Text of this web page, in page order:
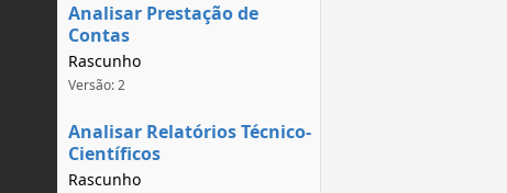
Analisar Prestação de
Contas
Rascunho
Versão: 2
Analisar Relatórios Técnico-
Científicos
Rascunho